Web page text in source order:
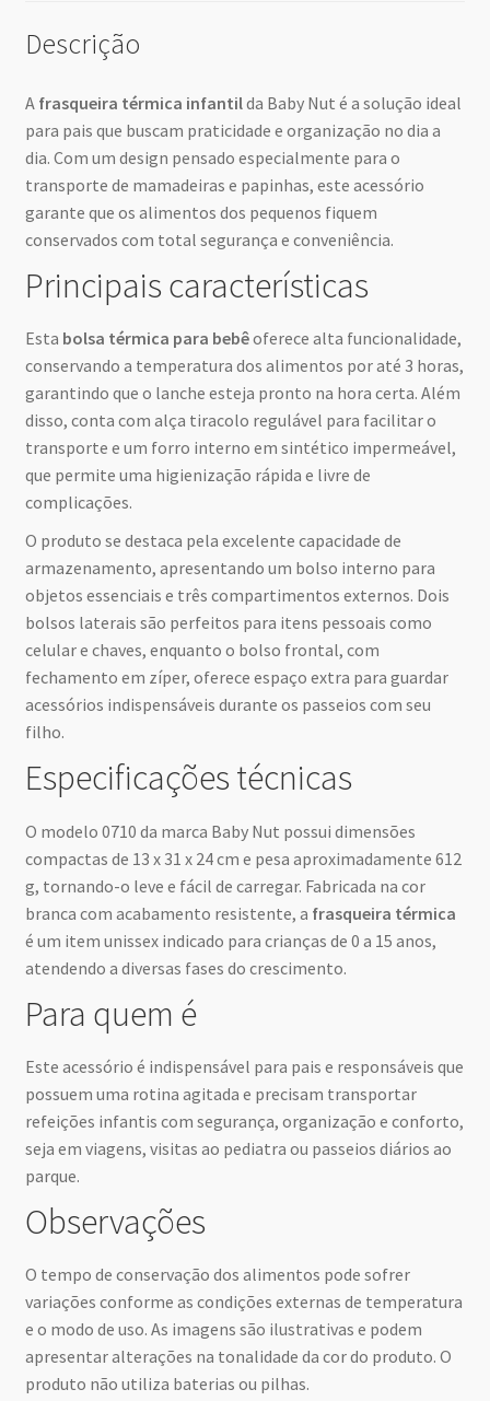
Descrição
A frasqueira térmica infantilda Baby Nut é a solução ideal
para pais que buscam praticidade e organização no dia a
dia. Com um design pensado especialmente para o
transporte de mamadeiras e papinhas, este acessório
garante que os alimentos dos pequenos fiquem
conservados com total segurança e conveniência.
Principais características
Esta bolsa térmica para bebêoferece alta funcionalidade,
conservando a temperatura dos alimentos por até 3 horas,
garantindo que o lanche esteja pronto na hora certa. Além
disso, conta com alça tiracolo regulável para facilitar o
transporte e um forro interno em sintético impermeável,
que permite uma higienização rápida e livre de
complicações.
O produto se destaca pela excelente capacidade de
armazenamento, apresentando um bolso interno para
objetos essenciais e três compartimentos externos. Dois
bolsos laterais são perfeitos para itens pessoais como
celular e chaves, enquanto o bolso frontal, com
fechamento em zíper, oferece espaço extra para guardar
acessórios indispensáveis durante os passeios com seu
filho.
Especificações técnicas
O modelo 0710 da marca Baby Nut possui dimensões
compactas de 13 x 31 x 24 cm e pesa aproximadamente 612
g, tornando-o leve e fácil de carregar. Fabricada na cor
branca com acabamento resistente, a frasqueira térmica
é um item unissex indicado para crianças de 0 a 15 anos,
atendendo a diversas fases do crescimento.
Para quem é
Este acessório é indispensável para pais e responsáveis que
possuem uma rotina agitada e precisam transportar
refeições infantis com segurança, organização e conforto,
seja em viagens, visitas ao pediatra ou passeios diários ao
parque.
Observações
O tempo de conservação dos alimentos pode sofrer
variações conforme as condições externas de temperatura
e o modo de uso. As imagens são ilustrativas e podem
apresentar alterações na tonalidade da cor do produto. O
produto não utiliza baterias ou pilhas.